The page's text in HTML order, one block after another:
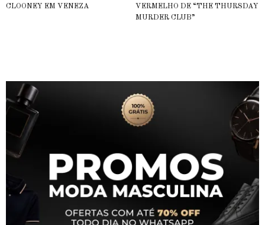
CLOONEY EM VENEZA
VERMELHO DE “THE THURSDAY
MURDER CLUB”